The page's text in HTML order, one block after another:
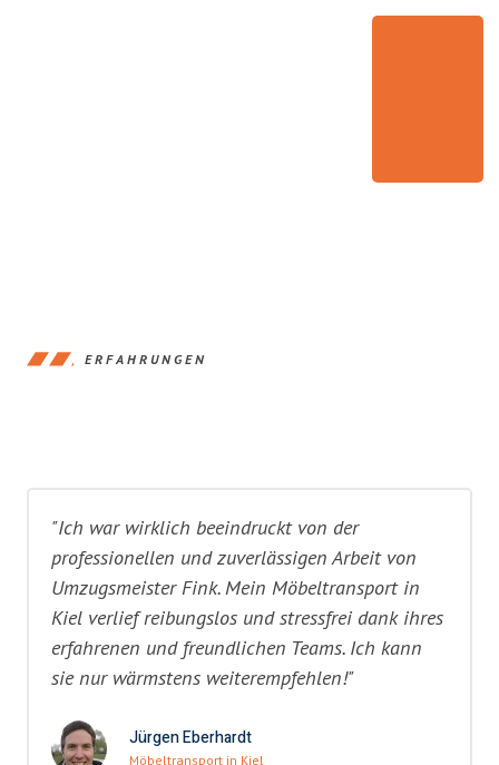
ERFAHRUNGEN
"Ich war wirklich beeindruckt von der
professionellen und zuverlässigen Arbeit von
Umzugsmeister Fink. Mein Möbeltransport in
Kiel verlief reibungslos und stressfrei dank ihres
erfahrenen und freundlichen Teams. Ich kann
sie nur wärmstens weiterempfehlen!"
Jürgen Eberhardt
Möbeltransport in Kiel